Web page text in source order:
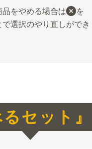
品をやめる場合は
を
で選択のやり直しができ
るセット』